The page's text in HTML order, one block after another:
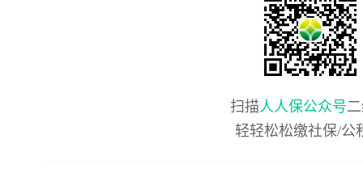
扫描人人保公众号
轻轻松松缴社保/公